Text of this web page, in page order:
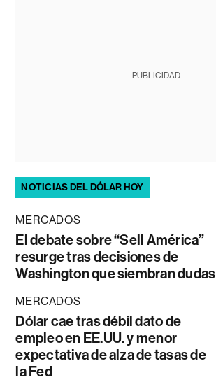
PUBLICIDAD
NOTICIAS DEL DÓLAR HOY
MERCADOS
El debate sobre “Sell América”
resurge tras decisiones de
Washington que siembran dudas
MERCADOS
Dólar cae tras débil dato de
empleo en EE.UU. y menor
expectativa de alza de tasas de
la Fed